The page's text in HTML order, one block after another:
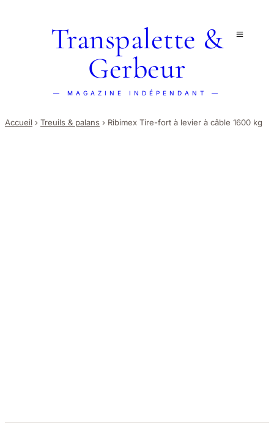
Transpalette &
Gerbeur
— MAGAZINE INDÉPENDANT —
Accueil › Treuils & palans › Ribimex Tire-fort à levier à câble 1600 kg